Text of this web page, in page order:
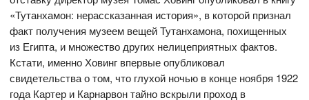
«Тутанхамон: нерассказанная история», в которой признал
факт получения музеем вещей Тутанхамона, похищенных
из Египта, и множество других нелицеприятных фактов.
Кстати, именно Ховинг впервые опубликовал
свидетельства о том, что глухой ночью в конце ноября 1922
года Картер и Карнарвон тайно вскрыли проход в